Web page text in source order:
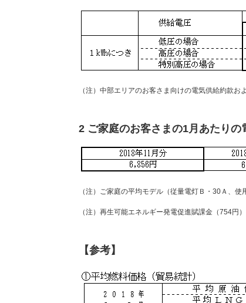
（注）中部エリアのお客さま向けの電気供給約款お
2 ご家庭のお客さまの1月あたりの
（注）ご家庭の平均モデル（従量電灯Ｂ・30Ａ、
（注）再生可能エネルギー発電促進賦課金（754円）
【参考】